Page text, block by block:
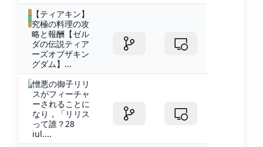
【ティアキン】
究極の料理の攻
略と報酬【ゼル
ダの伝説ティア
ーズオブザキン
グダム】...
憎悪の御子リリ
スがフィーチャ
ーされることに
なり，「リリス
って誰？28
iul....